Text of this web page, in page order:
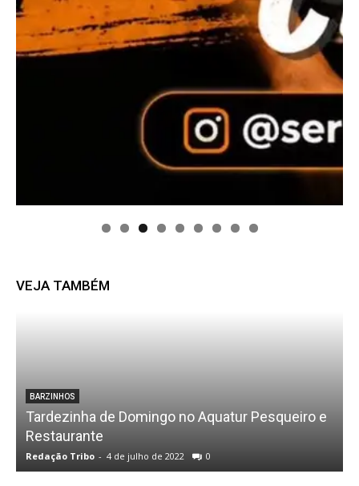
VEJA TAMBÉM
BALADAS
Sextou na Colina Choperia
Redação Tribo - 18 de outubro de 2019